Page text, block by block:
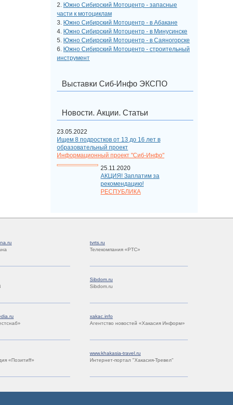
2. Южно Сибирский Мотоцентр - запасные
части к мотоциклам
3. Южно Сибирский Мотоцентр - в Абакане
4. Южно Сибирский Мотоцентр - в Минусинске
5. Южно Сибирский Мотоцентр - в Саяногорске
6. Южно Сибирский Мотоцентр - строительный
инструмент
Выставки Сиб-Инфо ЭКСПО
Новости. Акции. Статьи
23.05.2022
Ищем 8 подростков от 13 до 16 лет в
образовательный проект
Информационный проект "Сиб-Инфо"
25.11.2020
АКЦИЯ! Заплатим за
рекомендацию!
РЕСПУБЛИКА
tvrts.ru
Телекомпания «РТС»
Sibdom.ru
Sibdom.ru
xakac.info
Агентство новостей «Хакасия Информ»
«Позитиff»
www.khakasia-travel.ru
Интернет-портал "Хакасия-Тревел"